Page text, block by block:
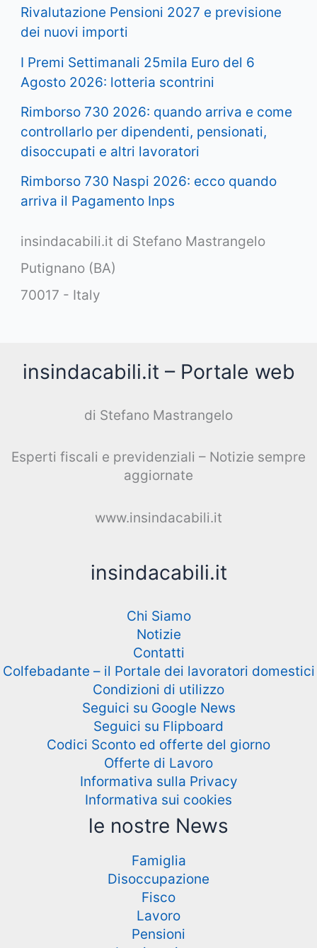
Rivalutazione Pensioni 2027 e previsione
dei nuovi importi
I Premi Settimanali 25mila Euro del 6
Agosto 2026: lotteria scontrini
Rimborso 730 2026: quando arriva e come
controllarlo per dipendenti, pensionati,
disoccupati e altri lavoratori
Rimborso 730 Naspi 2026: ecco quando
arriva il Pagamento Inps
insindacabili.it di Stefano Mastrangelo
Putignano (BA)
70017 - Italy
insindacabili.it – Portale web
di Stefano Mastrangelo
Esperti fiscali e previdenziali – Notizie sempre
aggiornate
www.insindacabili.it
insindacabili.it
Chi Siamo
Notizie
Contatti
Colfebadante – il Portale dei lavoratori domestici
Condizioni di utilizzo
Seguici su Google News
Seguici su Flipboard
Codici Sconto ed offerte del giorno
Offerte di Lavoro
Informativa sulla Privacy
Informativa sui cookies
le nostre News
Famiglia
Disoccupazione
Fisco
Lavoro
Pensioni